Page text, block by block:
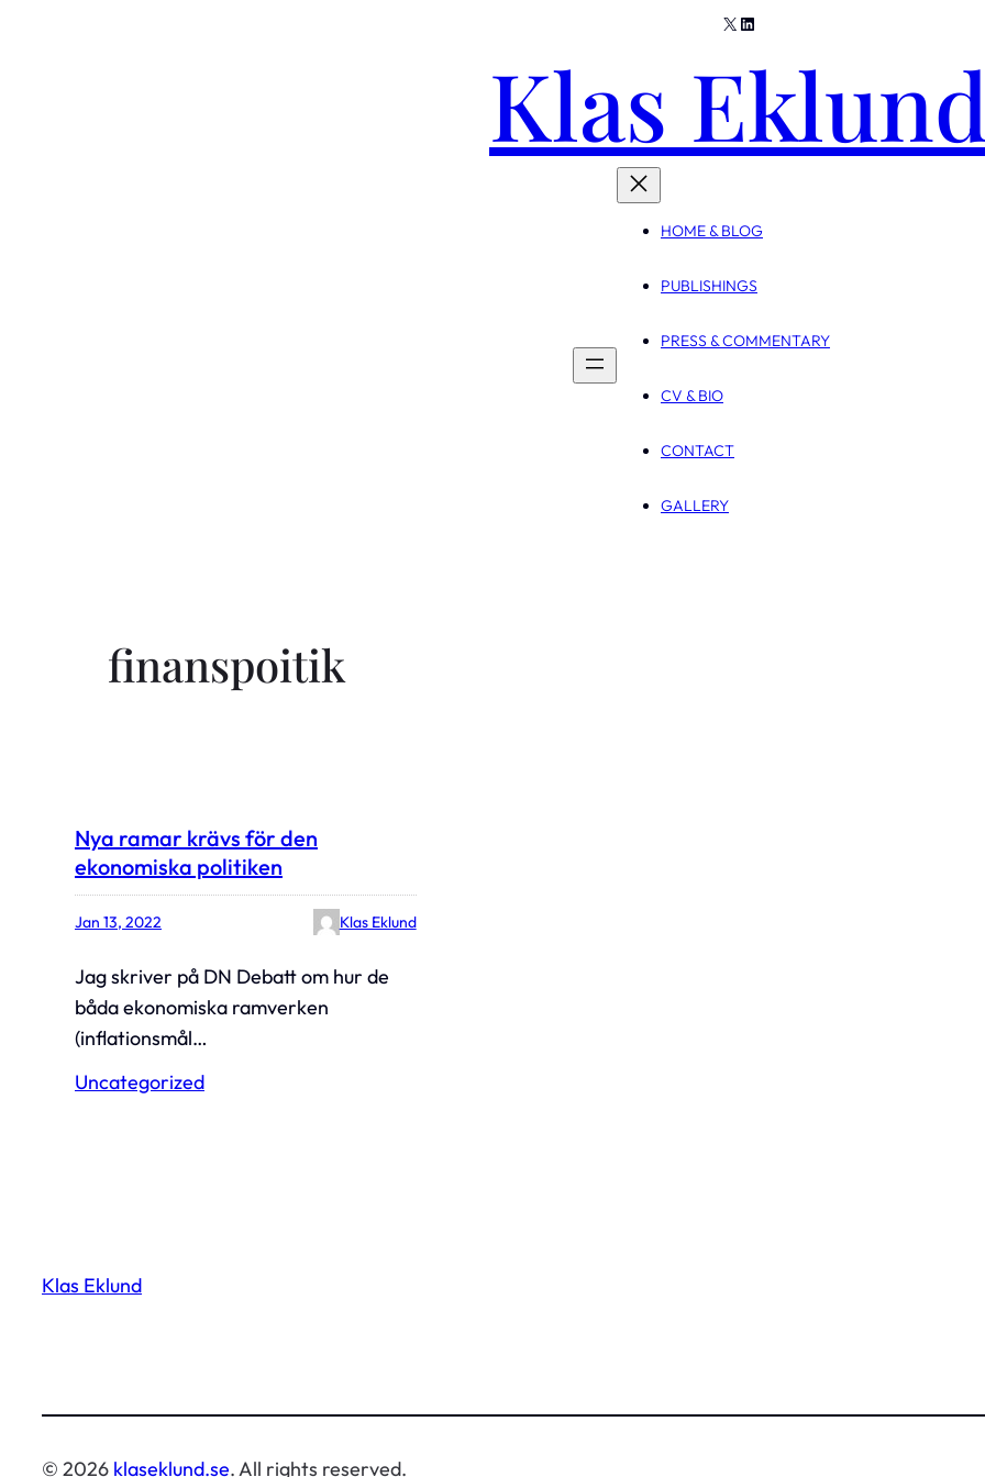
X LinkedIn
Klas Eklund
HOME & BLOG
PUBLISHINGS
PRESS & COMMENTARY
CV & BIO
CONTACT
GALLERY
finanspoitik
Nya ramar krävs för den
ekonomiska politiken
Jan 13, 2022 Klas Eklund
Jag skriver på DN Debatt om hur de
båda ekonomiska ramverken
(inflationsmål…
Uncategorized
Klas Eklund
© 2026 klaseklund.se. All rights reserved.